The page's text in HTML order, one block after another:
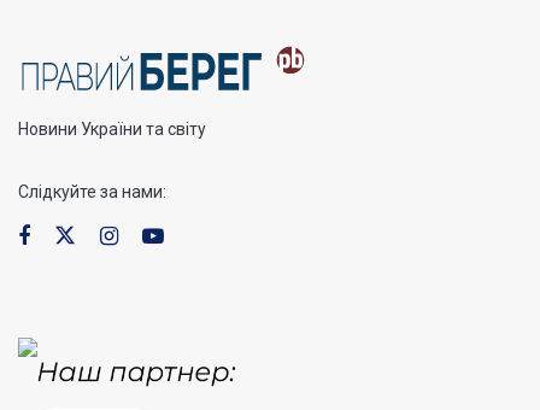
Новини України та світу
Слідкуйте за нами: